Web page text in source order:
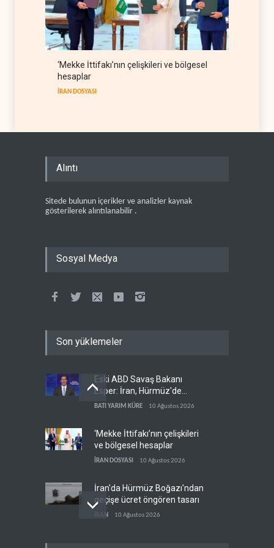
‘Mekke İttifakı’nın çelişkileri ve bölgesel
hesaplar
İRAN DOSYASI
Alıntı
Sitede bulunun içerikler ve analizler kaynak
gösterilerek alıntılanabilir .
Sosyal Medya
Son yüklemeler
Eski ABD Savaş Bakanı
Esper: İran, Hürmüz'de
üstünlüğün kendisinde
BATI YARIM KÜRE 10 Ağustos 2026
‘Mekke İttifakı’nın çelişkileri
ve bölgesel hesaplar
İRAN DOSYASI 10 Ağustos 2026
İran'da Hürmüz Boğazı'ndan
geçişe ücret öngören tasarı
İRAN 10 Ağustos 2026